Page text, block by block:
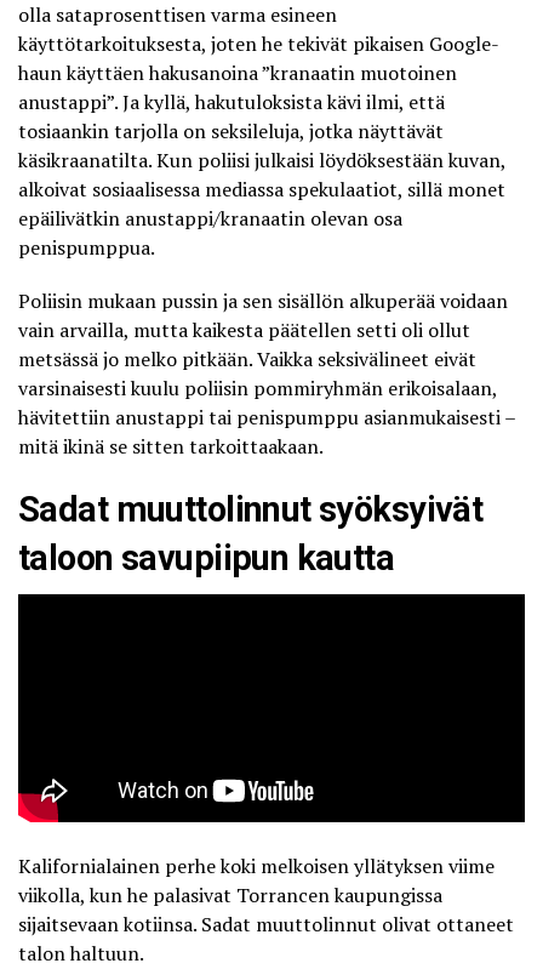
olla sataprosenttisen varma esineen
käyttötarkoituksesta, joten he tekivät pikaisen Google-
haun käyttäen hakusanoina ”kranaatin muotoinen
anustappi”. Ja kyllä, hakutuloksista kävi ilmi, että
tosiaankin tarjolla on seksileluja, jotka näyttävät
käsikraanatilta. Kun poliisi julkaisi löydöksestään kuvan,
alkoivat sosiaalisessa mediassa spekulaatiot, sillä monet
epäilivätkin anustappi/kranaatin olevan osa
penispumppua.
Poliisin mukaan pussin ja sen sisällön alkuperää voidaan
vain arvailla, mutta kaikesta päätellen setti oli ollut
metsässä jo melko pitkään. Vaikka seksivälineet eivät
varsinaisesti kuulu poliisin pommiryhmän erikoisalaan,
hävitettiin anustappi tai penispumppu asianmukaisesti –
mitä ikinä se sitten tarkoittaakaan.
Sadat muuttolinnut syöksyivät
taloon savupiipun kautta
Kalifornialainen perhe koki melkoisen yllätyksen viime
viikolla, kun he palasivat Torrancen kaupungissa
sijaitsevaan kotiinsa. Sadat muuttolinnut olivat ottaneet
talon haltuun.